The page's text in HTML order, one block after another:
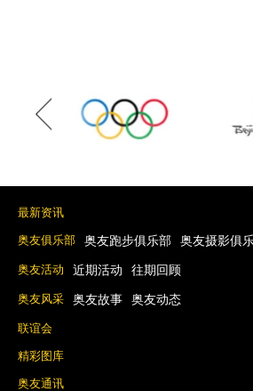
最新资讯
奥友俱乐部 奥友跑步俱乐部 奥友摄影俱
奥友活动 近期活动 往期回顾
奥友风采 奥友故事 奥友动态
联谊会
精彩图库
奥友通讯